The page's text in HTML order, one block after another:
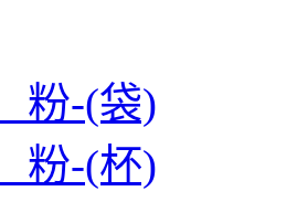
粉-(袋)
粉-(杯)